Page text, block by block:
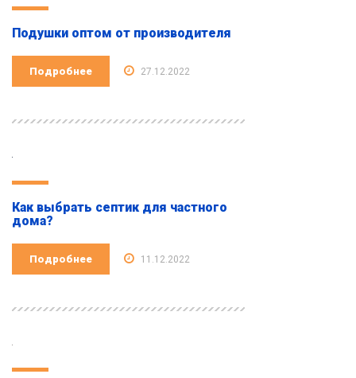
Подушки оптом от производителя
Подробнее 27.12.2022
Как выбрать септик для частного
дома?
Подробнее 11.12.2022